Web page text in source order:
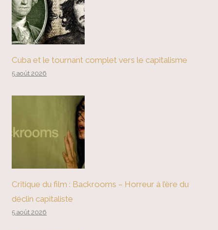
Cuba et le tournant complet vers le capitalisme
5 août 2026
Critique du film : Backrooms – Horreur à l’ère du
déclin capitaliste
5 août 2026